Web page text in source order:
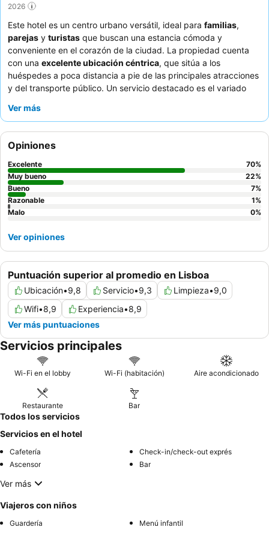
2026
Este hotel es un centro urbano versátil, ideal para familias,
parejas y turistas que buscan una estancia cómoda y
conveniente en el corazón de la ciudad. La propiedad cuenta
con una excelente ubicación céntrica, que sitúa a los
huéspedes a poca distancia a pie de las principales atracciones
y del transporte público. Un servicio destacado es el variado
frescas y calientes para empezar el día. Los huéspedes elogian
personal, y muchos agradecen gestos como las bebidas de
bienvenida y las notas personalizadas. Para una experiencia
verdaderamente relajante, considere solicitar una habitación
con vistas al jardín para una estancia más tranquila.
Ver más
Puntuación superior al promedio en Lisboa
Ubicación•9,8 Servicio•9,3 Limpieza•9,0
Wifi•8,9 Experiencia•8,9
Ver más puntuaciones
Opiniones
Excelente 70%
Muy bueno
22%
Bueno
7%
Razonable
1%
Malo
0%
Ver opiniones
Servicios principales
Wi-Fi en el lobby Wi-Fi (habitación) Aire acondicionado
Restaurante Bar
Todos los servicios
Servicios en el hotel
Cafetería
Check-in/check-out exprés
Ascensor
Bar
Ver más
Viajeros con niños
Guardería Menú infantil